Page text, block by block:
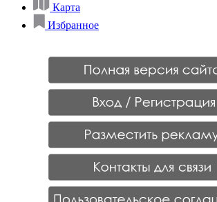
Карта
Избранное